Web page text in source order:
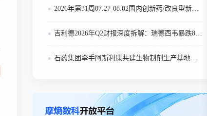
2026年第31周07.27-08.02国内创新药/改良型新药申请临床/获批临床/申请上市/获批上市数据分析
吉利德2026年Q2财报深度拆解：瑞德西韦暴跌81%退场，Livdelzi翻倍，丁肝新药成新增长点
石药集团牵手阿斯利康共建生物制剂生产基地：51:49股权布局，270亿美元合作再升级